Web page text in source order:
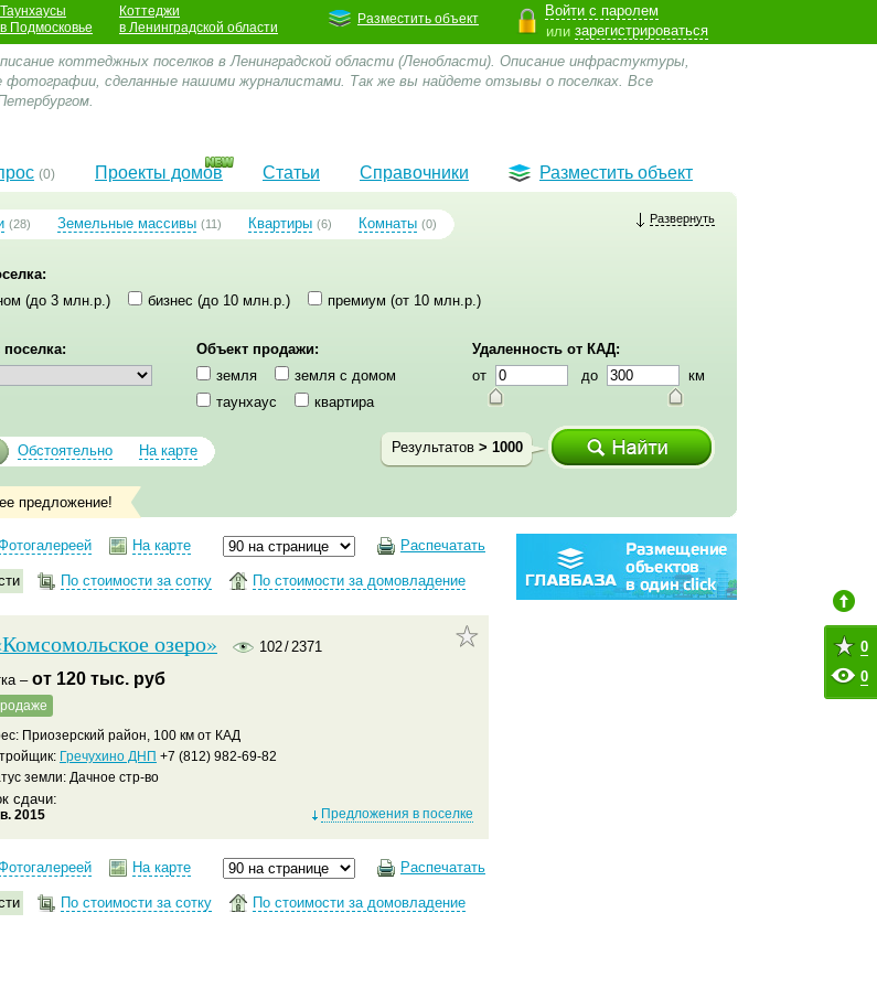
Таунхаусы
в Подмосковье
Коттеджи
в Ленинградской области
Войти с паролем
или зарегистрироваться
Разместить объект
коттеджных поселков в Ленинградской области (Ленобласти). Описание инфрастуктуры,
сделанные нашими журналистами. Так же вы найдете отзывы о поселках. Все
(0) Проекты домов Статьи Справочники Разместить объект
(28) Земельные массивы (11) Квартиры (6) Комнаты (0) Развернуть
(до 3 млн.р.)
бизнес (до 10 млн.р.) премиум (от 10 млн.р.)
поселка:
Объект продажи:
земля
земля с домом
таунхаус
квартира
Удаленность от КАД:
от
до км
Обстоятельно На карте Результатов > 1000
предложение!
На карте Распечатать
По стоимости за сотку По стоимости за домовладение
озеро» 102/2371
–от 120 тыс. руб
Приозерский район, 100 км от КАД
Гречухино ДНП +7 (812) 982-69-82
земли: Дачное стр-во
сдачи:
2015 Предложения в поселке
На карте Распечатать
По стоимости за сотку По стоимости за домовладение
0
0